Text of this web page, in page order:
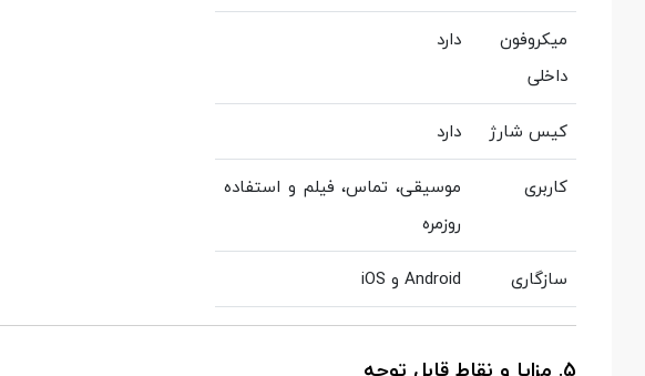
میکروفون
داخلی
دارد
کیس شارژ
دارد
کاربری
موسیقی، تماس، فیلم و استفاده
روزمره
سازگاری
Android و iOS